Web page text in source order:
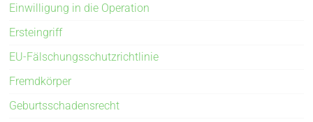
Einwilligung in die Operation
Ersteingriff
EU-Fälschungsschutzrichtlinie
Fremdkörper
Geburtsschadensrecht